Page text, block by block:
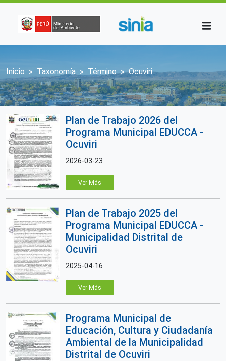
Sobrescribir enlaces de ayuda a la
Inicio Taxonomía Término Ocuviri
Plan de Trabajo 2026 del
Programa Municipal EDUCCA -
Ocuviri
2026-03-23
Ver Más
Plan de Trabajo 2025 del
Programa Municipal EDUCCA -
Municipalidad Distrital de
Ocuviri
2025-04-16
Ver Más
Programa Municipal de
Educación, Cultura y Ciudadanía
Ambiental de la Municipalidad
Distrital de Ocuviri